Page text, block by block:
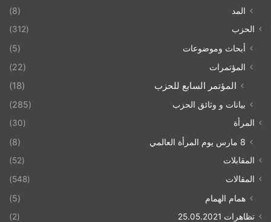
المد
(8)
الحزب (312)
أبحاث وموضوعات
(5)
المؤتمرات
(22)
المؤتمر السابع للحزب (18)
بيانات و وثائق الحزب (285)
المرأة (30)
8 مارس يوم المرأة العالمي (8)
المقابلات
(52)
المقالات
(548)
همام الهمام (5)
تظاهرات 25.05.2021
(2)